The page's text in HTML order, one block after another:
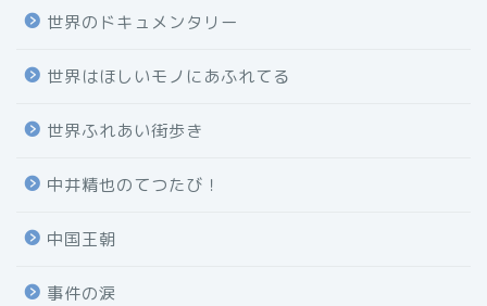
世界のドキュメンタリー
世界はほしいモノにあふれてる
世界ふれあい街歩き
中井精也のてつたび！
中国王朝
事件の涙